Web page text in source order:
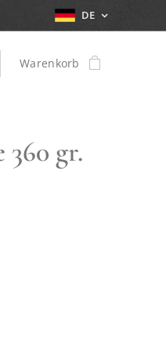
DE
Warenkorb
360 gr.